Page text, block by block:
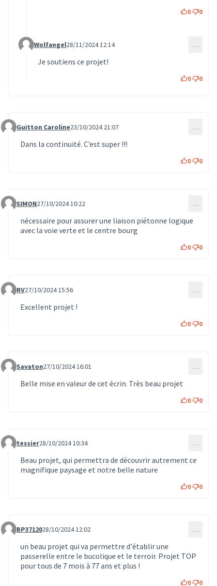
0 0
Commentaire 1428 (réponse au commentaire 766)
Wolfangel28/11/2024 12:14 …
Je soutiens ce projet!
0 0
Commentaire 812
Guitton Caroline23/10/2024 21:07 …
Dans la continuité. C’est super !!!
0 0
Commentaire 845
SIMON27/10/2024 10:22 …
nécessaire pour assurer une liaison piétonne logique
avec la voie verte et le centre bourg
0 0
Commentaire 846
RV27/10/2024 15:56 …
Excellent projet !
0 0
Commentaire 847
Savaton27/10/2024 16:01 …
Belle mise en valeur de cet écrin. Très beau projet
0 0
Commentaire 861
tessier28/10/2024 10:34 …
Beau projet, qui permettra de découvrir autrement ce
magnifique paysage et notre belle nature
0 0
Commentaire 863
BP3712028/10/2024 12:02 …
un beau projet qui va permettre d'établir une
passerelle entre le bucolique et le terroir. Projet TOP
pour tous de 7 mois à 77 ans et plus !
0 0